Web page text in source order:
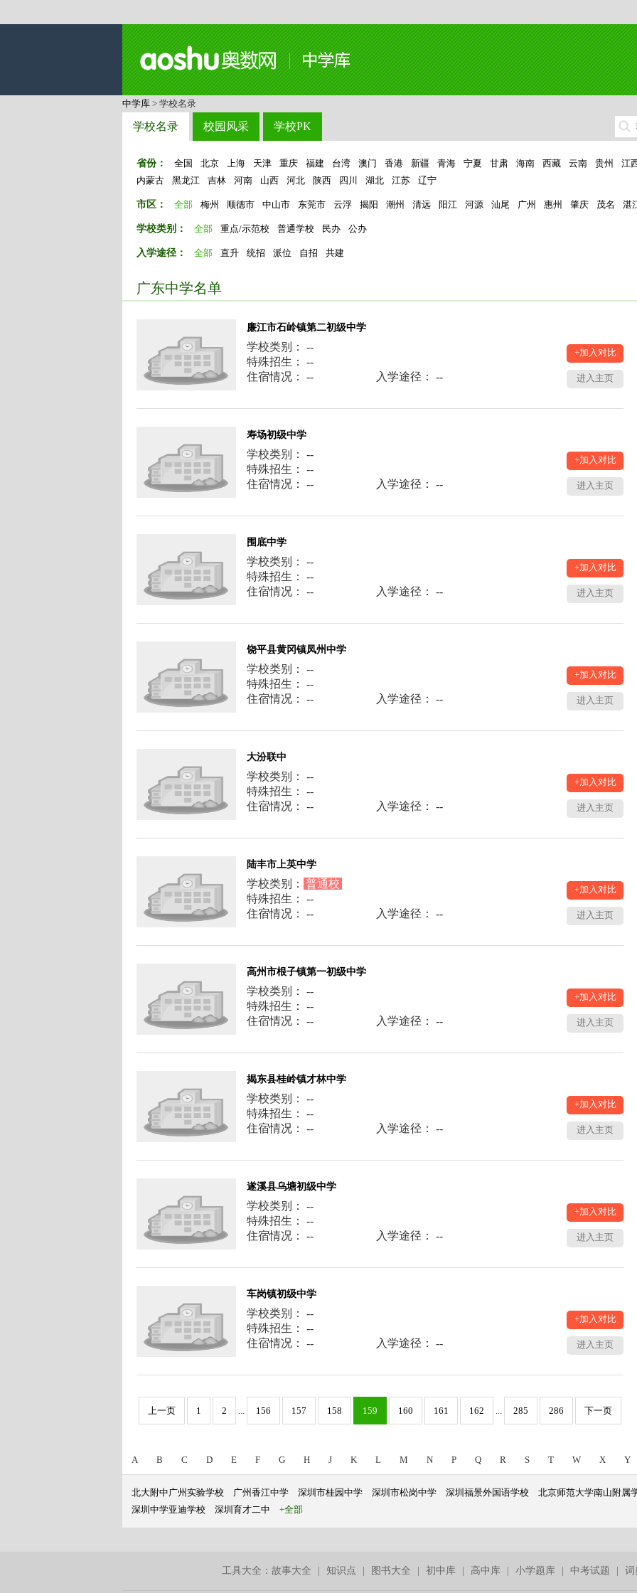
中学库 > 学校名录
学校名录 校园风采 学校PK
省份： 全国 北京 上海 天津 重庆 福建 台湾 澳门 香港 新疆 青海 宁夏 甘肃 海南 西藏 云南 贵州
江
内蒙古
黑龙江 吉林 河南 山西 河北 陕西 四川 湖北 江苏 辽宁
市区： 全部 梅州 顺德市 中山市 东莞市 云浮 揭阳 潮州 清远 阳江 河源 汕尾 广州 惠州 肇庆 茂名 湛
学校类别： 全部 重点/示范校 普通学校 民办 公办
入学途径： 全部 直升 统招 派位 自招 共建
广东中学名单
廉江市石岭镇第二初级中学
学校类别： --
特殊招生： --
住宿情况： --
入学途径： --
+加入对比
进入主页
寿场初级中学
学校类别： --
特殊招生： --
住宿情况： --
入学途径： --
+加入对比
进入主页
围底中学
学校类别： --
特殊招生： --
住宿情况： --
入学途径： --
+加入对比
进入主页
饶平县黄冈镇凤州中学
学校类别： --
特殊招生： --
住宿情况： --
入学途径： --
+加入对比
进入主页
大汾联中
学校类别： --
特殊招生： --
住宿情况： --
入学途径： --
+加入对比
进入主页
陆丰市上英中学
学校类别： 普通校
特殊招生： --
住宿情况： --
入学途径： --
+加入对比
进入主页
高州市根子镇第一初级中学
学校类别： --
特殊招生： --
住宿情况： --
入学途径： --
+加入对比
进入主页
揭东县桂岭镇才林中学
学校类别： --
特殊招生： --
住宿情况： --
入学途径： --
+加入对比
进入主页
遂溪县乌塘初级中学
学校类别： --
特殊招生： --
住宿情况： --
入学途径： --
+加入对比
进入主页
车岗镇初级中学
学校类别： --
特殊招生： --
住宿情况： --
入学途径： --
+加入对比
进入主页
上一页 1 2 ... 156 157 158 159 160 161 162 ... 285 286 下一页
A B C D E F G H J K L M N P Q R S T W X Y
北大附中广州实验学校 广州香江中学 深圳市桂园中学 深圳市松岗中学 深圳福景外国语学校
北京师范大学南山附属
深圳中学亚迪学校
深圳育才二中 +全部
工具大全： 故事大全 知识点 图书大全 初中库| 高中库| 小学题库| 中考试题 词